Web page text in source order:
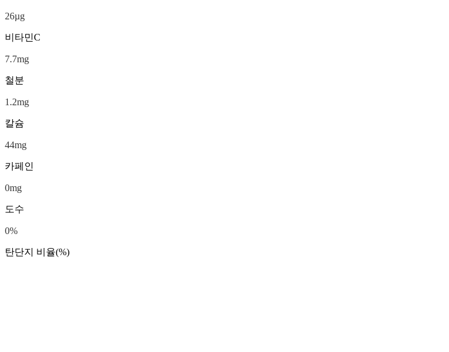
26µg
비타민C
7.7mg
철분
1.2mg
칼슘
44mg
카페인
0mg
도수
0%
탄단지 비율(%)